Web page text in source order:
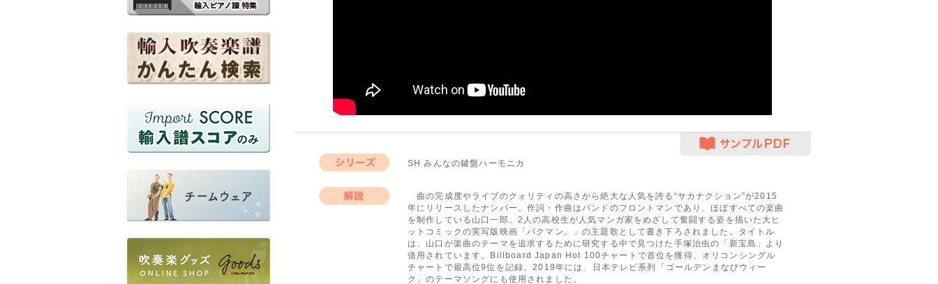
SH みんなの鍵盤ハーモニカ
曲の完成度やライブのクォリティの高さから絶大な人気を誇る“サカナクション”が2015
年にリリースしたナンバー。作詞・作曲はバンドのフロントマンであり、ほぼすべての楽曲
を制作している山口一郎。2人の高校生が人気マンガ家をめざして奮闘する姿を描いた大ヒ
ットコミックの実写版映画「バクマン。」の主題歌として書き下ろされました。タイトル
は、山口が楽曲のテーマを追求するために研究する中で見つけた手塚治虫の「新宝島」より
借用されています。Billboard Japan Hot 100チャートで首位を獲得、オリコンシングル
チャートで最高位9位を記録。2019年には、日本テレビ系列「ゴールデンまなびウィー
ク」のテーマソングにも使用されました。